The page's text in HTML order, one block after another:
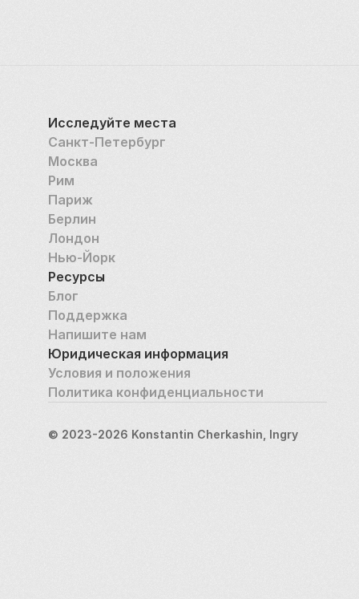
стадионе регулярно проводились матчи по регби и
хоккею на траве.
Своё нынешнее название Петровский стадион
получил в 1992 году, а в последующие несколько
лет были проведены некоторые ремонтные
работы и установлен электрический подогрев
поля. Начиная с 1995 года «Петровский»
полностью перешёл в ведение петербургского
футбольного клуба «Зенит».  Не так давно
основная команда «Зенита» сменила домашний
стадион и теперь играет на «Газпром Арене».
Теперь на «Петровском» проходят матчи
«Зенита-2».
Помимо проведения спортивных матчей и
состязаний на «Петровском» регулярно
проводятся рок-фестивали и концерты звёзд
Исследуйте места
Санкт-Петербург
Москва
Рим
Париж
Берлин
Лондон
Нью-Йорк
Ресурсы
Блог
Поддержка
Напишите нам
Юридическая информация
Условия и положения
Политика конфиденциальности
© 2023-2026 Konstantin Cherkashin, Ingry